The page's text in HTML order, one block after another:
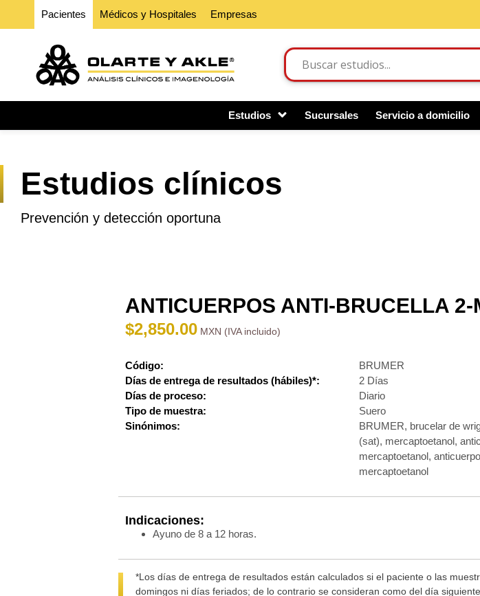
Pacientes Médicos y Hospitales Empresas
Estudios Sucursales Servicio a domicilio
Estudios clínicos
Prevención y detección oportuna
ANTICUERPOS ANTI-BRUCELLA
$2,850.00
Código:
BRUMER
Días de entrega de resultados (hábiles)*:
2 Días
Días de proceso:
Diario
Tipo de muestra:
Suero
Sinónimos:
BRUMER, brucelar de
(sat), mercaptoetanol,
mercaptoetanol,
mercaptoetanol
Indicaciones:
Ayuno de 8 a 12 horas.
*Los días de entrega de resultados están calculados si el paciente o las
domingos ni días feriados; de lo contrario se consideran como del día